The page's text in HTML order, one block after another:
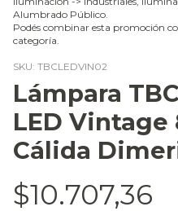
Alumbrado Público.
Podés combinar esta promoción
categoría.
SKU: TBCLEDVIN02
Lámpara
LED Vintage
Cálida
$10.707,36